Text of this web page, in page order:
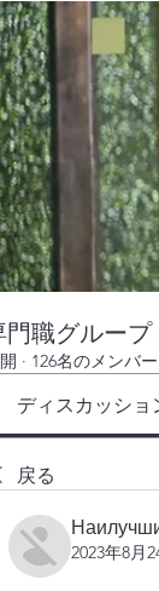
門職グループ
· 126名のメンバー
ディスカッショ
戻る
2023年8月